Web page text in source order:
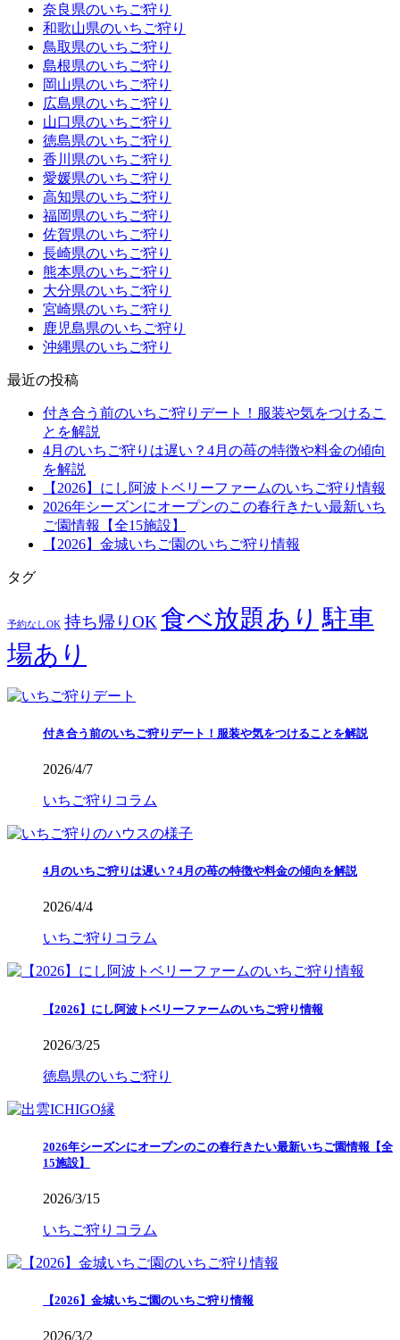
奈良県のいちご狩り
和歌山県のいちご狩り
鳥取県のいちご狩り
島根県のいちご狩り
岡山県のいちご狩り
広島県のいちご狩り
山口県のいちご狩り
徳島県のいちご狩り
香川県のいちご狩り
愛媛県のいちご狩り
高知県のいちご狩り
福岡県のいちご狩り
佐賀県のいちご狩り
長崎県のいちご狩り
熊本県のいちご狩り
大分県のいちご狩り
宮崎県のいちご狩り
鹿児島県のいちご狩り
沖縄県のいちご狩り
最近の投稿
付き合う前のいちご狩りデート！服装や気をつけるこ
とを解説
4月のいちご狩りは遅い？4月の苺の特徴や料金の傾向
を解説
【2026】にし阿波トベリーファームのいちご狩り情報
2026年シーズンにオープンのこの春行きたい最新いち
ご園情報【全15施設】
【2026】金城いちご園のいちご狩り情報
タグ
予約なしOK 持ち帰りOK 食べ放題あり 駐車
場あり
付き合う前のいちご狩りデート！服装や気をつけることを解説
2026/4/7
いちご狩りコラム
4月のいちご狩りは遅い？4月の苺の特徴や料金の傾向を解説
2026/4/4
いちご狩りコラム
【2026】にし阿波トベリーファームのいちご狩り情報
2026/3/25
徳島県のいちご狩り
2026年シーズンにオープンのこの春行きたい最新いちご園情報【全
15施設】
2026/3/15
いちご狩りコラム
【2026】金城いちご園のいちご狩り情報
2026/3/2